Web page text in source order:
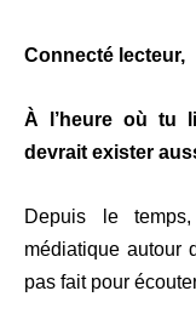
Connecté lecteur,
À l’heure où tu
devrait exister
Depuis le temps,
médiatique autour
pas fait pour